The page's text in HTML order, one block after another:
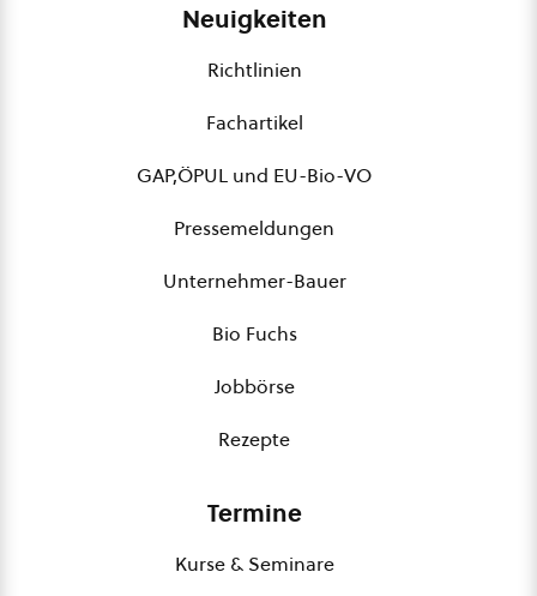
Neuigkeiten
Richtlinien
Fachartikel
GAP,ÖPUL und EU-Bio-VO
Pressemeldungen
Unternehmer-Bauer
Bio Fuchs
Jobbörse
Rezepte
Termine
Kurse & Seminare